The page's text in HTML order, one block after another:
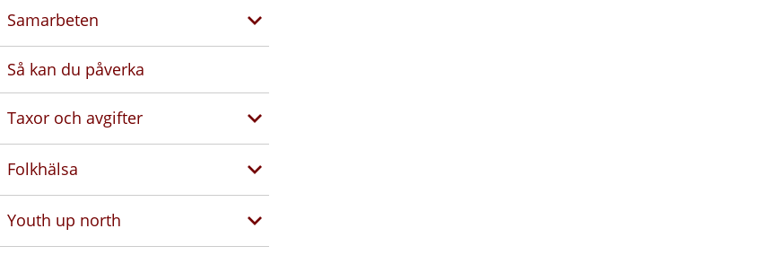
Samarbeten
Så kan du påverka
Taxor och avgifter
Folkhälsa
Youth up north